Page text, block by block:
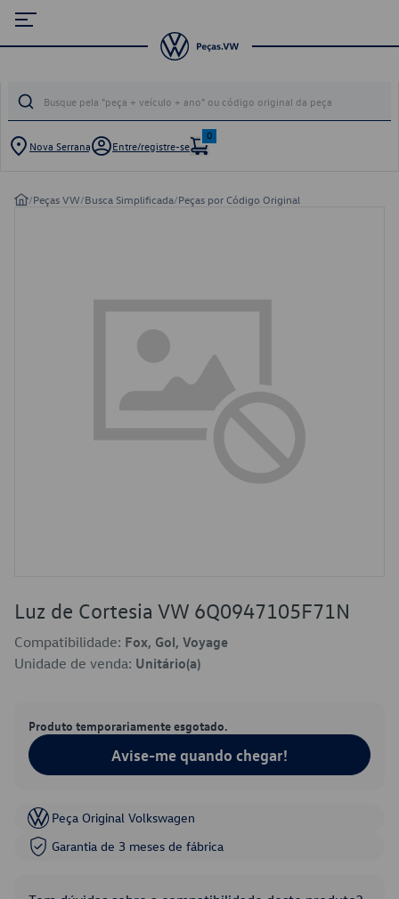
Nova Serrana Entre/registre-se
0
/Peças VW/Busca Simplificada/Peças por Código Original
Luz de Cortesia VW 6Q0947105F71N
Compatibilidade: Fox, Gol, Voyage
Unidade de venda: Unitário(a)
Produto temporariamente esgotado.
Avise-me quando chegar!
Peça Original Volkswagen
Garantia de 3 meses de fábrica